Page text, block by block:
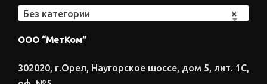
×
Без категории
ООО “МетКом”
302020, г.Орел, Наугорское шоссе, дом 5, лит. 1С,